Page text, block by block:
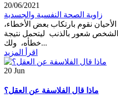
20/06/2021
زاوية الصحة النفسية والجسدية
نقوم بارتكاب بعض الأخطاء،
شعور بالذنب ليتحمل نتيجة
خطأه، ولك...
اقرأ المزيد
20 Jun
ماذا قال الفلاسفة عن العقل؟